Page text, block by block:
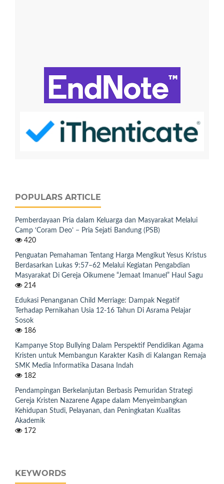
POPULARS ARTICLE
Pemberdayaan Pria dalam Keluarga dan Masyarakat Melalui
Camp ‘Coram Deo’ − Pria Sejati Bandung (PSB)
420
Penguatan Pemahaman Tentang Harga Mengikut Yesus Kristus
Berdasarkan Lukas 9:57–62 Melalui Kegiatan Pengabdian
Masyarakat Di Gereja Oikumene “Jemaat Imanuel” Haul Sagu
214
Edukasi Penanganan Child Merriage: Dampak Negatif
Terhadap Pernikahan Usia 12-16 Tahun Di Asrama Pelajar
Sosok
186
Kampanye Stop Bullying Dalam Perspektif Pendidikan Agama
Kristen untuk Membangun Karakter Kasih di Kalangan Remaja
SMK Media Informatika Dasana Indah
182
Pendampingan Berkelanjutan Berbasis Pemuridan Strategi
Gereja Kristen Nazarene Agape dalam Menyeimbangkan
Kehidupan Studi, Pelayanan, dan Peningkatan Kualitas
Akademik
172
KEYWORDS